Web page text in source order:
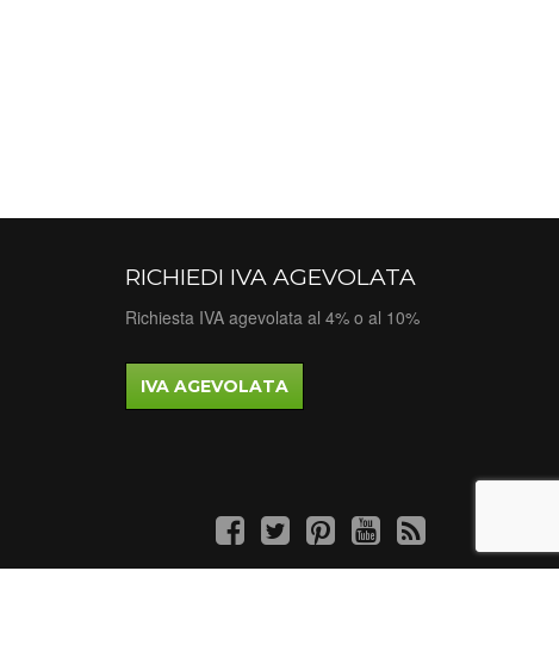
RICHIEDI IVA AGEVOLATA
Richiesta IVA agevolata al 4% o al 10%
IVA AGEVOLATA